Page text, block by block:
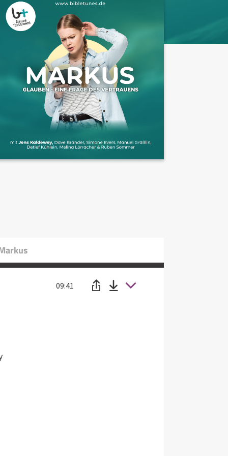
09:41